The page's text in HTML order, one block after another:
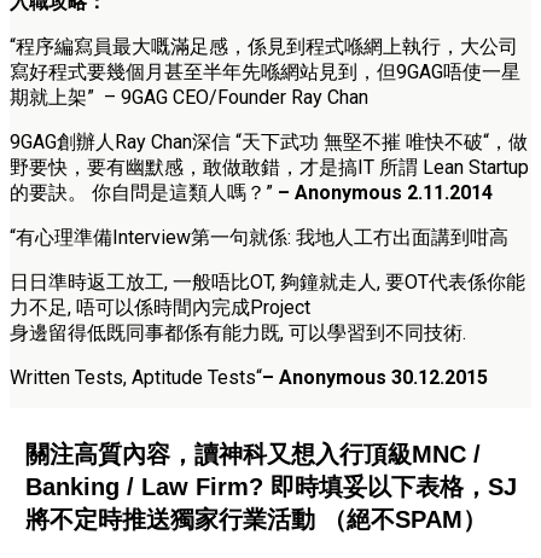
“程序編寫員最大嘅滿足感，係見到程式喺網上執行，大公司
寫好程式要幾個月甚至半年先喺網站見到，但9GAG唔使一星
期就上架” – 9GAG CEO/Founder Ray Chan
9GAG創辦人Ray Chan深信 “天下武功 無堅不摧 唯快不破“，做
野要快，要有幽默感，敢做敢錯，才是搞IT 所謂 Lean Startup
的要訣。 你自問是這類人嗎？” – Anonymous 2.11.2014
“有心理準備Interview第一句就係: 我地人工冇出面講到咁高
日日準時返工放工, 一般唔比OT, 夠鐘就走人, 要OT代表係你能
力不足, 唔可以係時間內完成Project
身邊留得低既同事都係有能力既, 可以學習到不同技術.
Written Tests, Aptitude Tests“– Anonymous 30.12.2015
關注高質內容，讀神科又想入行頂級MNC /
Banking / Law Firm? 即時填妥以下表格，SJ
將不定時推送獨家行業活動 （絕不SPAM）